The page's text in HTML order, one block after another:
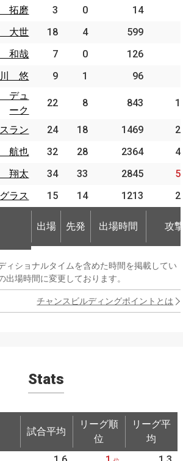
拓磨 3 0 14
大世 18 4 599
和哉 7 0 126
川 悠 9 1 96
デュ
ーク
22 8 843
ラン 24 18 1469
航也 32 28 2364
翔太 34 33 2845
ラス 15 14 1213
出場 先発 出場時間 攻
拓磨
大世
和哉
川 悠
デュ
ーク
ラン
航也
翔太
ラス
ィショナルタイムを含めた時間を掲載してい
出場時間に変更しております。
チャンスビルディングポイントとは
Stats
試合平均
リーグ順
位
リーグ平
均